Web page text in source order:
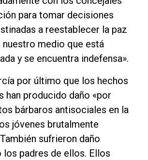
para tomar decisiones
a reestablecer la paz
nuestro medio que está
y se encuentra indefensa».
por último que los hechos
han producido daño «por
bárbaros antisociales en la
jóvenes brutalmente
sufrieron daño
padres de ellos. Ellos